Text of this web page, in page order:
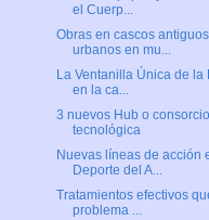
el Cuerp...
Obras en cascos
urbanos en mu...
La Ventanilla Única de la
en la ca...
3 nuevos Hub o
tecnológica
Nuevas líneas de acción
Deporte del A...
Tratamientos efectivos
problema ...